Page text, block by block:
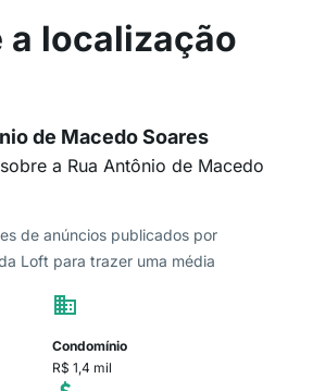
a localização
de Macedo Soares
a Rua Antônio de Macedo
de anúncios publicados por
Loft para trazer uma média
Condomínio
R$ 1,4 mil